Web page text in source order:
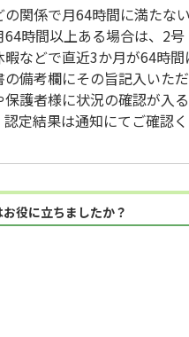
関係で月64時間に満たな
時間以上ある場合は、2
暇などで直近3か月が64時
備考欄にその旨記入いた
護者様に状況の確認が入
定結果は通知にてご確認
役に立ちましたか？